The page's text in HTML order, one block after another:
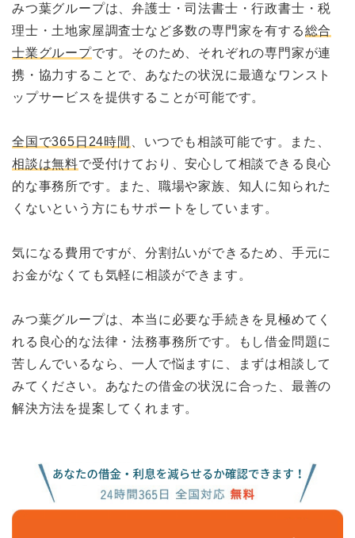
みつ葉グループは、弁護士・司法書士・行政書士・税
理士・土地家屋調査士など多数の専門家を有する総合
士業グループです。そのため、それぞれの専門家が連
携・協力することで、あなたの状況に最適なワンスト
ップサービスを提供することが可能です。
全国で365日24時間
、いつでも相談可能です。また、
相談は無料で受付けており、安心して相談できる良心
的な事務所です。また、職場や家族、知人に知られた
くないという方にもサポートをしています。
気になる費用ですが、分割払いができるため、手元に
お金がなくても気軽に相談ができます。
みつ葉グループは、本当に必要な手続きを見極めてく
れる良心的な法律・法務事務所です。もし借金問題に
苦しんでいるなら、一人で悩ますに、まずは相談して
みてください。あなたの借金の状況に合った、最善の
解決方法を提案してくれます。